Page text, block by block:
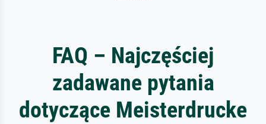
FAQ – Najczęściej
zadawane pytania
dotyczące Meisterdrucke